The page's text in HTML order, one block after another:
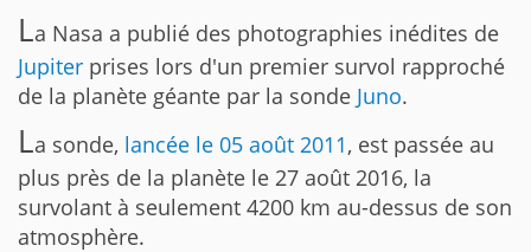
La Nasa a publié des photographies inédites de
Jupiter prises lors d'un premier survol rapproché
de la planète géante par la sonde Juno.
La sonde, lancée le 05 août 2011, est passée au
plus près de la planète le 27 août 2016, la
survolant à seulement 4200 km au-dessus de son
atmosphère.